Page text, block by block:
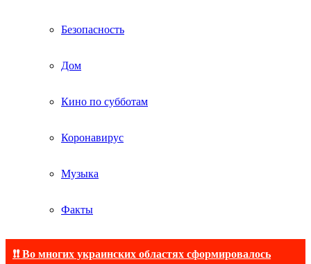
Безопасность
Дом
Кино по субботам
Коронавирус
Музыка
Факты
❗❗ Во многих украинских областях сформировалось